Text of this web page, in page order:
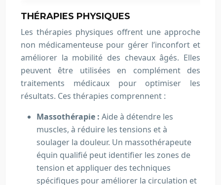
THÉRAPIES PHYSIQUES
Les thérapies physiques offrent une approche
non médicamenteuse pour gérer l’inconfort et
améliorer la mobilité des chevaux âgés. Elles
peuvent être utilisées en complément des
traitements médicaux pour optimiser les
résultats. Ces thérapies comprennent :
Massothérapie : Aide à détendre les
muscles, à réduire les tensions et à
soulager la douleur. Un massothérapeute
équin qualifié peut identifier les zones de
tension et appliquer des techniques
spécifiques pour améliorer la circulation et